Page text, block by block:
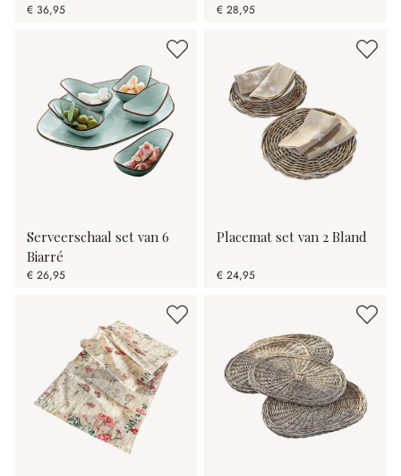
€ 36,95 € 28,95
Serveerschaal set van 6
Biarré
€ 26,95
Placemat set van 2 Bland
€ 24,95